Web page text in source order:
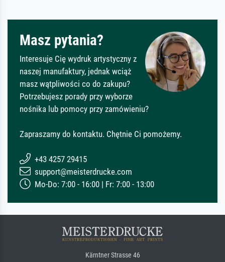
Masz pytania?
Interesuje Cię wydruk artystyczny z
naszej manufaktury, jednak wciąż
masz wątpliwości co do zakupu?
Potrzebujesz porady przy wyborze
nośnika lub pomocy przy zamówieniu?
Zapraszamy do kontaktu. Chętnie Ci pomożemy.
+43 4257 29415
support@meisterdrucke.com
Mo-Do: 7:00 - 16:00 | Fr: 7:00 - 13:00
Kärntner Strasse 46